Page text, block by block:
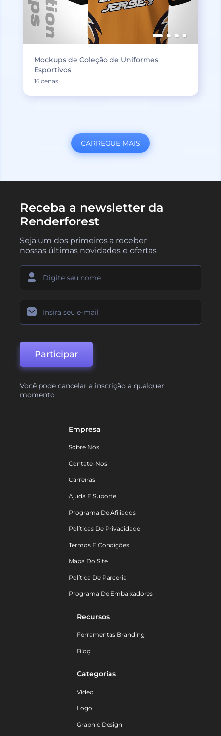
Mockups de Coleção de Uniformes
Esportivos
16 cenas
CARREGUE MAIS
Receba a newsletter da
Renderforest
Seja um dos primeiros a receber
nossas últimas novidades e ofertas
Participar
Você pode cancelar a inscrição a qualquer
momento
Empresa
Sobre Nós
Contate-Nos
Carreiras
Ajuda E Suporte
Programa De Afiliados
Políticas De Privacidade
Termos E Condições
Mapa Do Site
Política De Parceria
Programa De Embaixadores
Recursos
Ferramentas Branding
Blog
Categorias
Vídeo
Logo
Graphic Design